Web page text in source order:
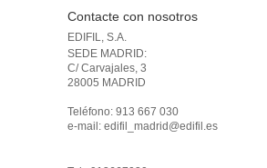
Contacte con nosotros
EDIFIL, S.A.
SEDE MADRID:
C/ Carvajales, 3
28005 MADRID
Teléfono: 913 667 030
e-mail: edifil_madrid@edifil.es